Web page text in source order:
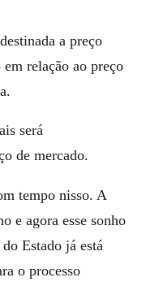
a preço
relação ao preço
será
de mercado.
tempo nisso. A
e agora esse sonho
Estado já está
o processo